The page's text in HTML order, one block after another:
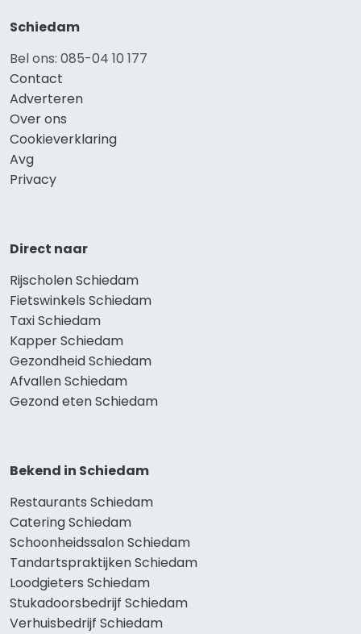
Schiedam
Bel ons: 085-04 10 177
Contact
Adverteren
Over ons
Cookieverklaring
Avg
Privacy
Direct naar
Rijscholen Schiedam
Fietswinkels Schiedam
Taxi Schiedam
Kapper Schiedam
Gezondheid Schiedam
Afvallen Schiedam
Gezond eten Schiedam
Bekend in Schiedam
Restaurants Schiedam
Catering Schiedam
Schoonheidssalon Schiedam
Tandartspraktijken Schiedam
Loodgieters Schiedam
Stukadoorsbedrijf Schiedam
Verhuisbedrijf Schiedam